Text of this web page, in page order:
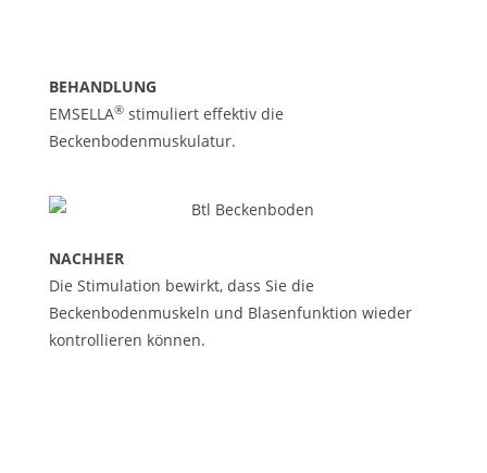
BEHANDLUNG
EMSELLA® stimuliert effektiv die
Beckenbodenmuskulatur.
NACHHER
Die Stimulation bewirkt, dass Sie die
Beckenbodenmuskeln und Blasenfunktion wieder
kontrollieren können.